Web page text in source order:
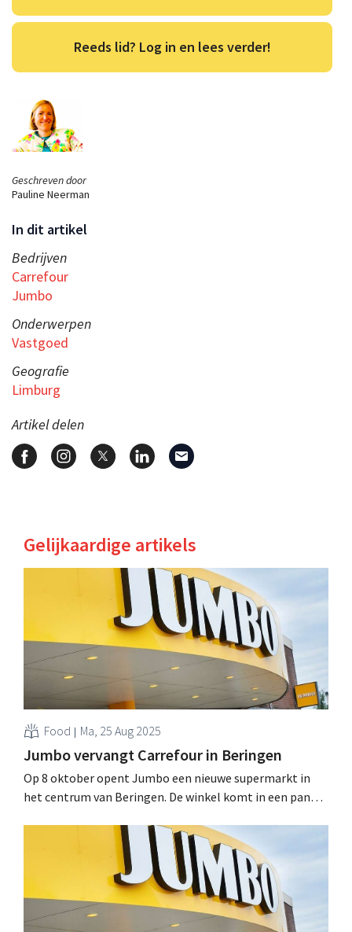
Geschreven door
Pauline Neerman
In dit artikel
Bedrijven
Carrefour
Jumbo
Onderwerpen
Vastgoed
Geografie
Limburg
Artikel delen
Reeds lid? Log in en lees verder!
Gelijkaardige artikels
Food Ma, 25 Aug 2025
Jumbo vervangt Carrefour in Beringen
Op 8 oktober opent Jumbo een nieuwe supermarkt in
het centrum van Beringen. De winkel komt in een pand
Voordien zat ook Aldi in het gebouw. .